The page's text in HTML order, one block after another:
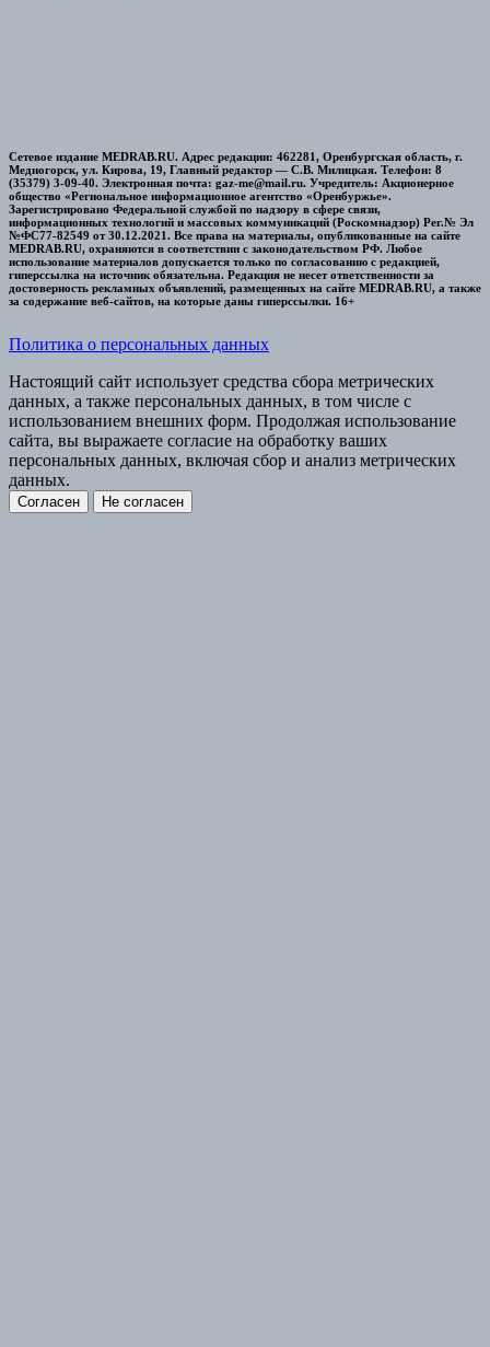
Сетевое издание MEDRAB.RU. Адрес редакции: 462281, Оренбургская область, г.
Медногорск, ул. Кирова, 19, Главный редактор — С.В. Милицкая. Телефон: 8
(35379) 3-09-40. Электронная почта: gaz-me@mail.ru. Учредитель: Акционерное
общество «Региональное информационное агентство «Оренбуржье».
Зарегистрировано Федеральной службой по надзору в сфере связи,
информационных технологий и массовых коммуникаций (Роскомнадзор) Рег.№ Эл
№ФС77-82549 от 30.12.2021. Все права на материалы, опубликованные на сайте
MEDRAB.RU, охраняются в соответствии с законодательством РФ. Любое
использование материалов допускается только по согласованию с редакцией,
гиперссылка на источник обязательна. Редакция не несет ответственности за
достоверность рекламных объявлений, размещенных на сайте MEDRAB.RU, а также
за содержание веб-сайтов, на которые даны гиперссылки. 16+
Политика о персональных данных
Настоящий сайт использует средства сбора метрических
данных, а также персональных данных, в том числе с
использованием внешних форм. Продолжая использование
сайта, вы выражаете согласие на обработку ваших
персональных данных, включая сбор и анализ метрических
данных.
Согласен Не согласен